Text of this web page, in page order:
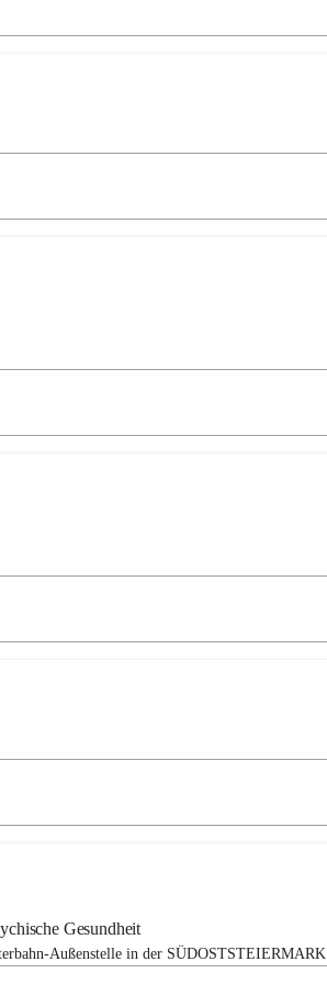
Gesundheit
Außenstelle in der SÜDOSTSTEIERMARK